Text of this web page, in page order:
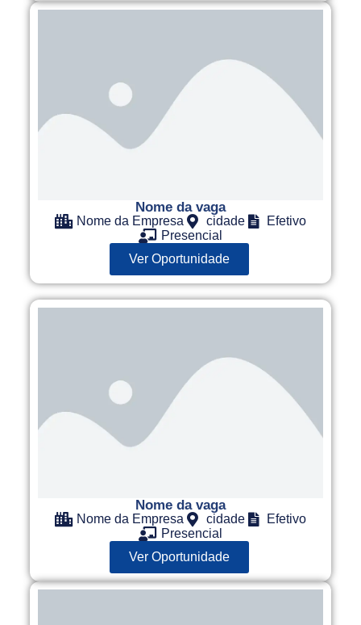
Nome da vaga
Nome da Empresa cidade
Efetivo
Presencial
Ver Oportunidade
Nome da vaga
Nome da Empresa cidade
Efetivo
Presencial
Ver Oportunidade